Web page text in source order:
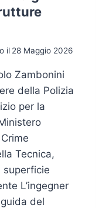
il 28 Maggio 2026
Zambonini
della Polizia
per la
Tecnica,
superficie
L’ingegner
del